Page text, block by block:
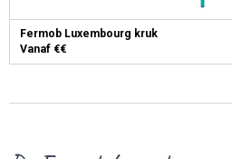
Fermob Luxembourg kruk
Vanaf €€